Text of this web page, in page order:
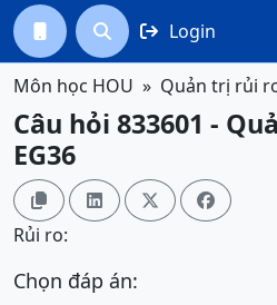
  Login
Môn học HOU Quản trị rủi
Câu hỏi 833601 -
EG36
   
Rủi ro:
Chọn đáp án: